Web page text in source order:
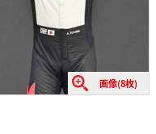
画像(8枚)